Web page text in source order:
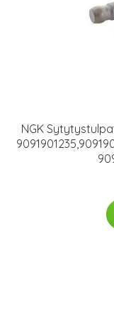
NGK Sytytystulpat